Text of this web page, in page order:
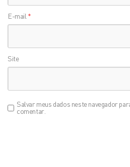
E-mail *
Site
Salvar meus dados neste navegador
comentar.